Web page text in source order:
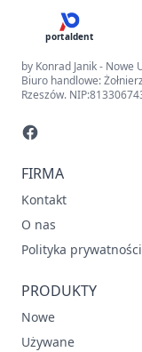
portaldent
by Konrad Janik - Nowe
Biuro handlowe:
Rzeszów.
FIRMA
Kontakt
O nas
Polityka prywatności
PRODUKTY
Nowe
Używane